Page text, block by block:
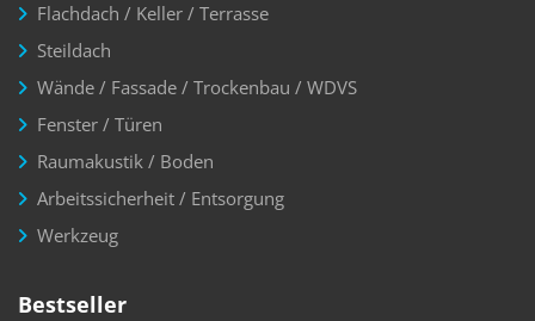
Flachdach / Keller / Terrasse
Steildach
Wände / Fassade / Trockenbau / WDVS
Fenster / Türen
Raumakustik / Boden
Arbeitssicherheit / Entsorgung
Werkzeug
Bestseller